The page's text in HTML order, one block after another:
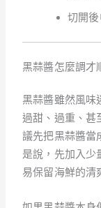
切開
黑蒜醬怎麼調才
黑蒜醬雖然風味
過甜、過重、甚
議先把黑蒜醬當
是說，先加入少
易保留海鮮的清